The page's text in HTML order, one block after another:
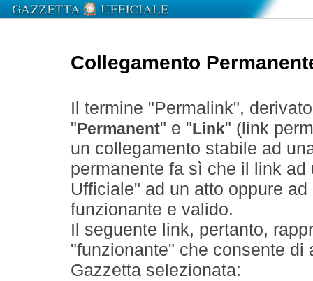
Collegamento
Il termine "Permalink",
" Permanent" e " Link" (link
un collegamento stabile ad
permanente fa sì che il link
Ufficiale" ad un atto oppure
funzionante e valido.
Il seguente link, pertanto,
"funzionante" che consente
Gazzetta selezionata: